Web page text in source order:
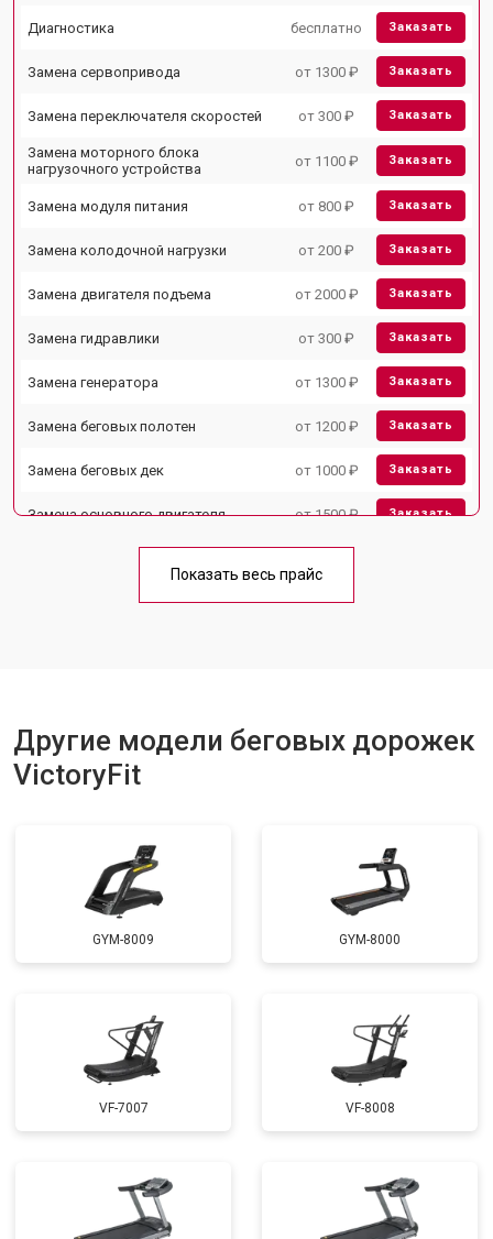
Диагностика бесплатно Заказать
Замена сервопривода от 1300 ₽ Заказать
Замена переключателя скоростей от 300 ₽ Заказать
Замена моторного блока
нагрузочного устройства
от 1100 ₽ Заказать
Замена модуля питания от 800 ₽ Заказать
Замена колодочной нагрузки от 200 ₽ Заказать
Замена двигателя подъема от 2000 ₽ Заказать
Замена гидравлики от 300 ₽ Заказать
Замена генератора от 1300 ₽ Заказать
Замена беговых полотен от 1200 ₽ Заказать
Замена беговых дек от 1000 ₽ Заказать
Замена основного двигателя от 1500 ₽ Заказать
Замена платы управления от 800 ₽
Показать весь прайс
Другие модели беговых дорожек
VictoryFit
GYM-8009 GYM-8000
VF-7007 VF-8008